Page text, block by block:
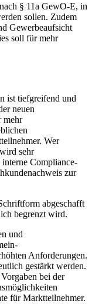
§ 11a GewO-E, in
sollen. Zudem
Gewerbeaufsicht
soll für mehr
ist tiefgreifend und
neuen
mehr
Wer
sehr
interne Compliance-
zur
abgeschafft
begrenzt wird.
und
Anforderungen.
gestärkt werden.
bei der
für Marktteilnehmer.